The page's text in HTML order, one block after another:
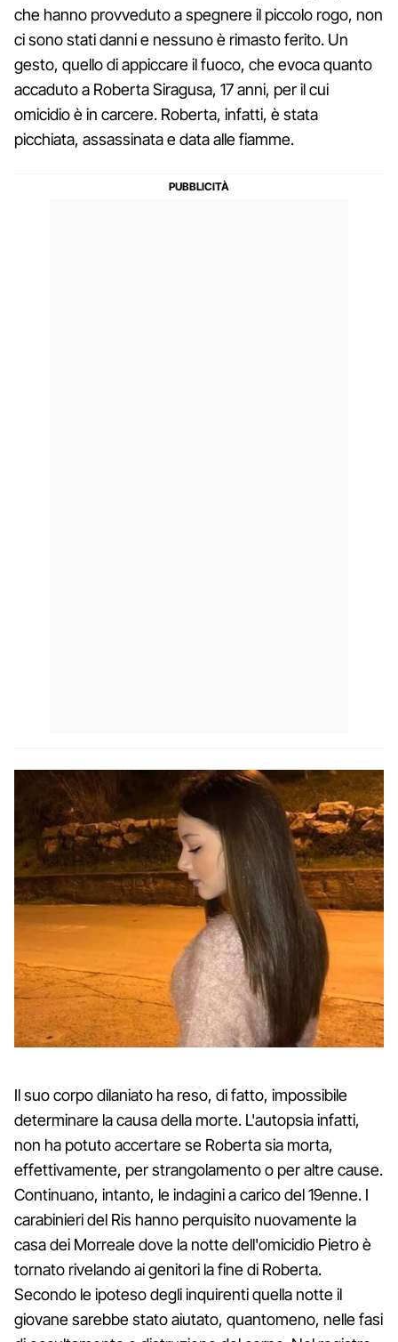
che hanno provveduto a spegnere il piccolo rogo, non
ci sono stati danni e nessuno è rimasto ferito. Un
gesto, quello di appiccare il fuoco, che evoca quanto
accaduto a Roberta Siragusa, 17 anni, per il cui
omicidio è in carcere. Roberta, infatti, è stata
picchiata, assassinata e data alle fiamme.
Il suo corpo dilaniato ha reso, di fatto, impossibile
determinare la causa della morte. L'autopsia infatti,
non ha potuto accertare se Roberta sia morta,
effettivamente, per strangolamento o per altre cause.
Continuano, intanto, le indagini a carico del 19enne. I
carabinieri del Ris hanno perquisito nuovamente la
casa dei Morreale dove la notte dell'omicidio Pietro è
tornato rivelando ai genitori la fine di Roberta.
Secondo le ipoteso degli inquirenti quella notte il
giovane sarebbe stato aiutato, quantomeno, nelle fasi